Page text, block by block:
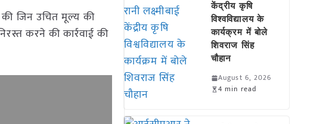
की जिन उचित मूल्य की
करने की कार्रवाई की
केंद्रीय कृषि
विश्वविद्यालय के
कार्यक्रम में बोले
शिवराज सिंह
चौहान
August 6, 2026
4 min read